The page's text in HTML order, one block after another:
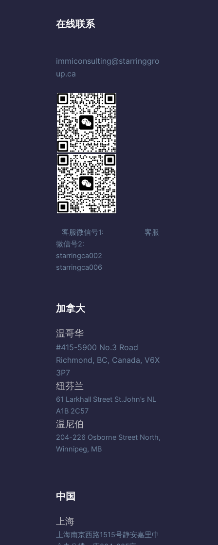
在线联系
immiconsulting@starringgro
up.ca
客服微信号1: 客服
微信号2:
starringca002
starringca006
加拿大
温哥华
#415-5900 No.3 Road
Richmond, BC, Canada, V6X
3P7
纽芬兰
61 Larkhall Street St.John’s NL
A1B 2C57
温尼伯
204-226 Osborne Street North,
Winnipeg, MB
中国
上海
上海南京西路1515号静安嘉里中